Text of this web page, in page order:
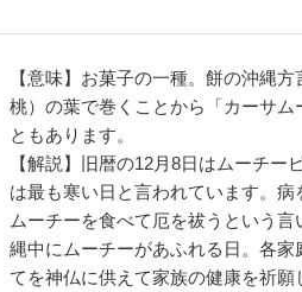
【意味】お菓子の一種。餅の沖縄
桃）の葉で巻くことから「カーサム
ともあります。
【解説】旧暦の12月8日はムーチー
は最も寒い日と言われています。病
ムーチーを食べて厄を祓うという
縄中にムーチーがあふれる日。各家
てを神仏に供えて家族の健康を祈願